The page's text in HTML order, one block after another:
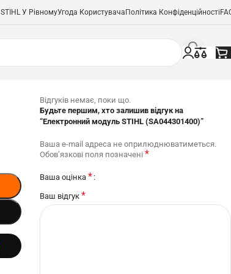
STIHL У РівномуУгода Користувача Політика Конфіденційності
Відгуків немає, поки що.
Будьте першим, хто залишив відгук на
“Електронний модуль STIHL (SA044301400)”
Ваша e-mail адреса не оприлюднюватиметься.
Обов’язкові поля позначені *
Ваша оцінка *
Ваш відгук *